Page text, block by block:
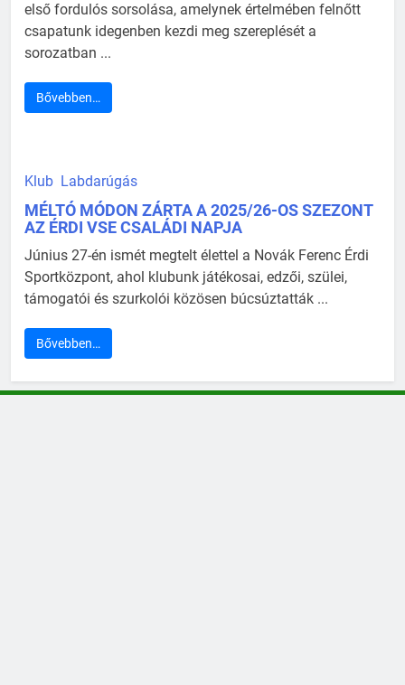
első fordulós sorsolása, amelynek értelmében felnőtt
csapatunk idegenben kezdi meg szereplését a
sorozatban ...
Bővebben…
Klub Labdarúgás
MÉLTÓ MÓDON ZÁRTA A 2025/26-OS SZEZONT
AZ ÉRDI VSE CSALÁDI NAPJA
Június 27-én ismét megtelt élettel a Novák Ferenc Érdi
Sportközpont, ahol klubunk játékosai, edzői, szülei,
támogatói és szurkolói közösen búcsúztatták ...
Bővebben…